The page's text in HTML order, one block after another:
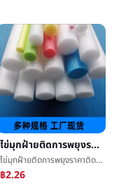
ไข่มุกฝ้ายติดการพยุงราคาติดสีเกมติดเฉิงไห่ของเล่นของแข็งæµ·ฝ้ายติดแปลงคู่มือโฟมบทความ
ไข่มุกฝ้ายติดการพยุงราคาติดสีเกมติดเฉิงไห่ของเล่นของแข็งæµ·ฝ้ายติดแปลงคู่มือโฟมบทความ
฿2.26